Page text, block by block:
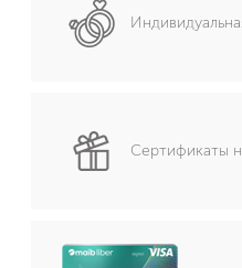
Сертификаты